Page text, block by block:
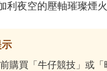
利夜空的壓軸璀璨煙
示
購買「牛仔競技」或